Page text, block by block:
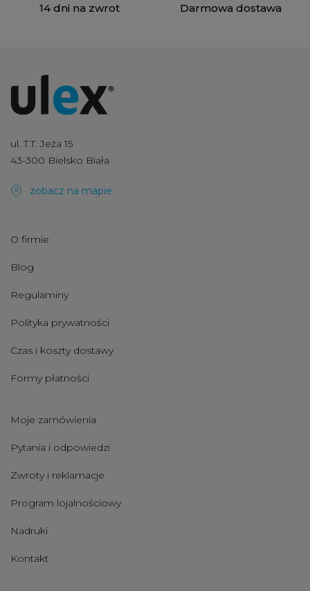
14 dni na zwrot Darmowa dostawa
ul. T.T. Jeża 15
43-300 Bielsko Biała
zobacz na mapie
O firmie
Blog
Regulaminy
Polityka prywatności
Czas i koszty dostawy
Formy płatności
Moje zamówienia
Pytania i odpowiedzi
Zwroty i reklamacje
Program lojalnościowy
Nadruki
Kontakt